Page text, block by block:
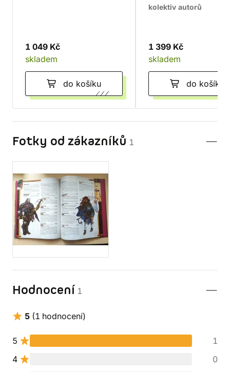
1 049 Kč
skladem
do košíku
kolektiv autorů
1 399 Kč
skladem
do košíku
Fotky od zákazníků 1
Hodnocení 1
5 (1 hodnocení)
5
1
4
0